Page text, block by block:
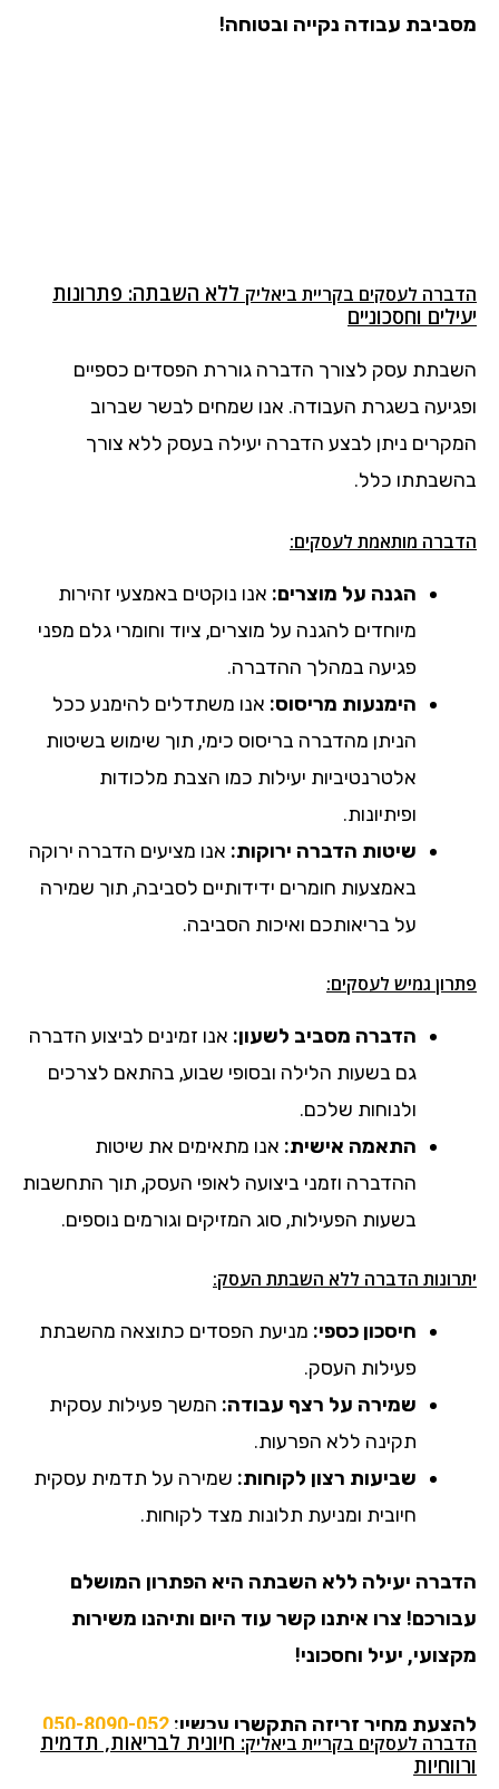
מסביבת עבודה נקייה ובטוחה!
הדברה לעסקים בקריית ביאליק ללא השבתה: פתרונות
יעילים וחסכוניים
השבתת עסק לצורך הדברה גוררת הפסדים כספיים
ופגיעה בשגרת העבודה. אנו שמחים לבשר שברוב
המקרים ניתן לבצע הדברה יעילה בעסק ללא צורך
בהשבתתו כלל.
הדברה מותאמת לעסקים:
הגנה על מוצרים: אנו נוקטים באמצעי זהירות
מיוחדים להגנה על מוצרים, ציוד וחומרי גלם מפני
פגיעה במהלך ההדברה.
הימנעות מריסוס: אנו משתדלים להימנע ככל
הניתן מהדברה בריסוס כימי, תוך שימוש בשיטות
אלטרנטיביות יעילות כמו הצבת מלכודות
ופיתיונות.
שיטות הדברה ירוקות: אנו מציעים הדברה ירוקה
באמצעות חומרים ידידותיים לסביבה, תוך שמירה
על בריאותכם ואיכות הסביבה.
פתרון גמיש לעסקים:
הדברה מסביב לשעון: אנו זמינים לביצוע הדברה
גם בשעות הלילה ובסופי שבוע, בהתאם לצרכים
ולנוחות שלכם.
התאמה אישית: אנו מתאימים את שיטות
ההדברה וזמני ביצועה לאופי העסק, תוך התחשבות
בשעות הפעילות, סוג המזיקים וגורמים נוספים.
יתרונות הדברה ללא השבתת העסק:
חיסכון כספי: מניעת הפסדים כתוצאה מהשבתת
פעילות העסק.
שמירה על רצף עבודה: המשך פעילות עסקית
תקינה ללא הפרעות.
שביעות רצון לקוחות: שמירה על תדמית עסקית
חיובית ומניעת תלונות מצד לקוחות.
הדברה יעילה ללא השבתה היא הפתרון המושלם
עבורכם! צרו איתנו קשר עוד היום ותיהנו משירות
מקצועי, יעיל וחסכוני!
להצעת מחיר זריזה התקשרו עכשיו: 050-8090-052
הדברה לעסקים בקריית ביאליק: חיונית לבריאות, תדמית
ורווחיות